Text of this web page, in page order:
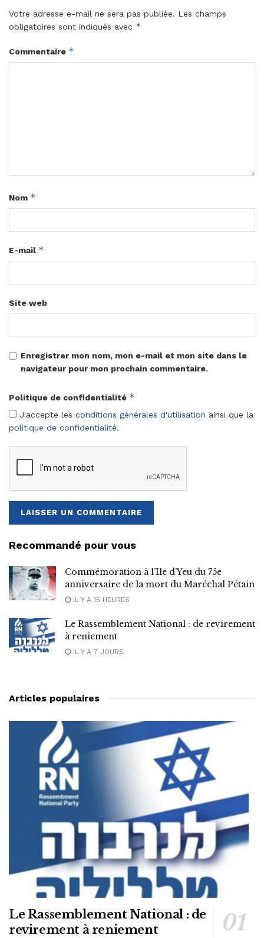
Votre adresse e-mail ne sera pas publiée. Les champs
obligatoires sont indiqués avec *
Commentaire *
Nom *
E-mail *
Site web
Enregistrer mon nom, mon e-mail et mon site dans le
navigateur pour mon prochain commentaire.
Politique de confidentialité *
J'accepte les conditions générales d'utilisation ainsi que la
politique de confidentialité.
Recommandé pour vous
Commémoration à l’Ile d’Yeu du 75e
anniversaire de la mort du Maréchal Pétain
IL Y A 15 HEURES
Le Rassemblement National : de revirement
à reniement
IL Y A 7 JOURS
Articles populaires
Le Rassemblement National : de
revirement à reniement